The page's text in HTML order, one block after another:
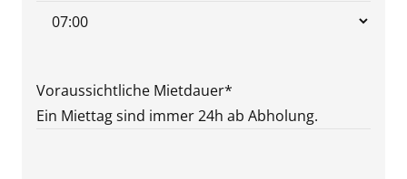
Voraussichtliche Mietdauer*
Ein Miettag sind immer 24h ab Abholung.